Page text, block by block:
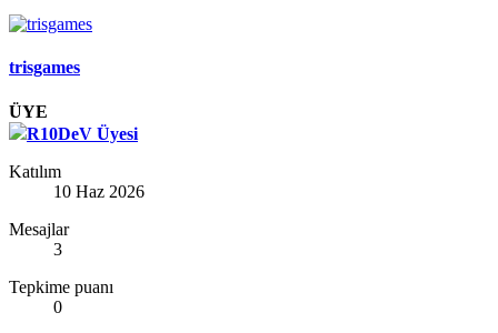
trisgames
ÜYE
R10DeV Üyesi
Katılım
10 Haz 2026
Mesajlar
3
Tepkime puanı
0